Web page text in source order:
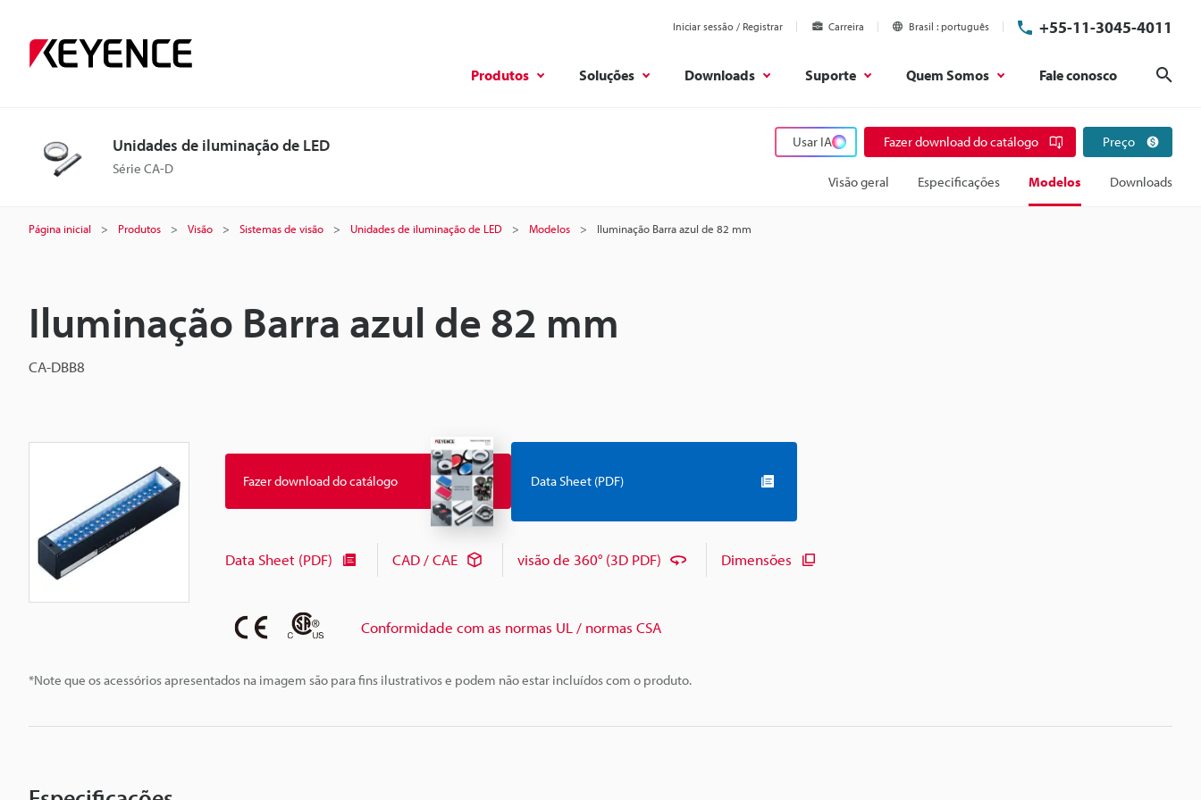
Iniciar sessão / Registrar Carreira Brasil português +55-11-3045-4011
Produtos Soluções Downloads Suporte Quem Somos Fale conosco
Unidades de iluminação de LED
Série CA-D
Usar IA Fazer download do catálogo Preço
Visão geral Especificações Modelos Downloads
Página inicial Produtos Visão Sistemas de visão Unidades de iluminação de LED Modelos Iluminação Barra azul de 82 mm
Iluminação Barra azul de 82 mm
CA-DBB8
*Note que os acessórios apresentados na imagem são para fins ilustrativos e podem não estar incluídos com o produto.
Fazer download do catálogo Data Sheet (PDF)
Data Sheet (PDF) CAD / CAE visão de 360° (3D PDF) Dimensões
Conformidade com as normas UL / normas CSA